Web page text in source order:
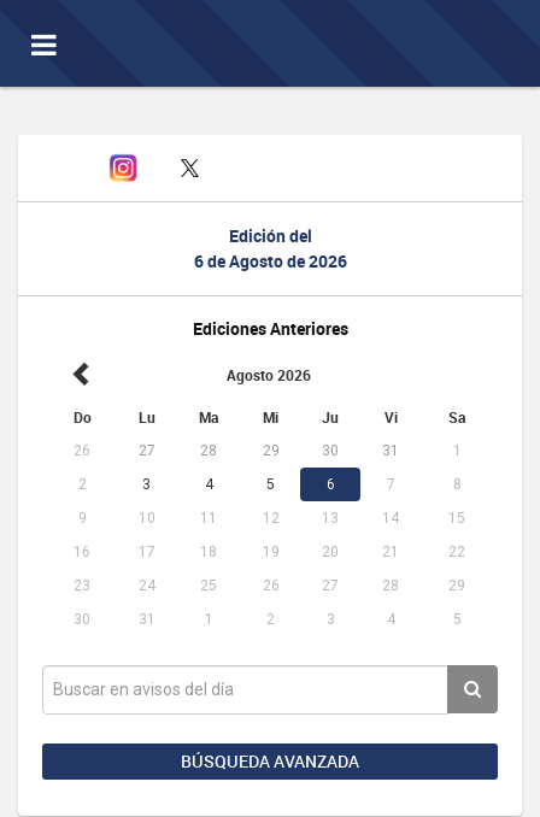
Toggle
navigation
Edición del
6 de Agosto de 2026
Ediciones Anteriores
Agosto 2026
Do Lu Ma Mi Ju Vi Sa
26 27 28 29 30 31
1
2
3 4 5 6 7
8
9
10 11 12 13 14
15
16
17 18 19 20 21
22
23
24 25 26 27 28
29
30
31 1 2 3 4 5
BÚSQUEDA AVANZADA